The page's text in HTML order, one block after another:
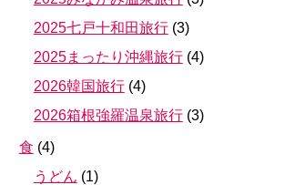
2025七戸十和田旅行 (3)
2025まったり沖縄旅行 (4)
2026韓国旅行 (4)
2026箱根強羅温泉旅行 (3)
食 (4)
うどん (1)